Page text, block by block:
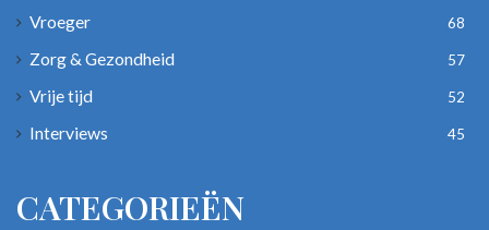
Vroeger 68
Zorg & Gezondheid 57
Vrije tijd 52
Interviews 45
CATEGORIEËN